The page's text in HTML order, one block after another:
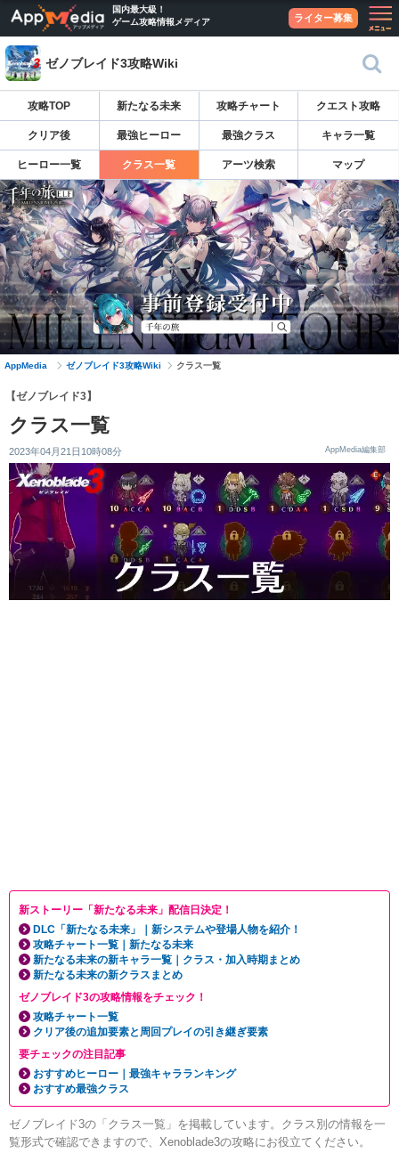
国内最大級！
ゲーム攻略情報メディア
ライター募集
ゼノブレイド3攻略Wiki
攻略TOP 新たなる未来 攻略チャート クエスト攻略
クリア後 最強ヒーロー 最強クラス キャラ一覧
ヒーロー一覧 クラス一覧 アーツ検索 マップ
AppMedia ゼノブレイド3攻略Wiki クラス一覧
【ゼノブレイド3】
クラス一覧
2023年04月21日10時08分 AppMedia編集部
新ストーリー「新たなる未来」配信日決定！
DLC「新たなる未来」｜新システムや登場人物を紹介！
攻略チャート一覧｜新たなる未来
新たなる未来の新キャラ一覧｜クラス・加入時期まとめ
新たなる未来の新クラスまとめ
ゼノブレイド3の攻略情報をチェック！
攻略チャート一覧
クリア後の追加要素と周回プレイの引き継ぎ要素
要チェックの注目記事
おすすめヒーロー｜最強キャラランキング
おすすめ最強クラス
ゼノブレイド3の「クラス一覧」を掲載しています。クラス別の情報を一
覧形式で確認できますので、Xenoblade3の攻略にお役立てください。